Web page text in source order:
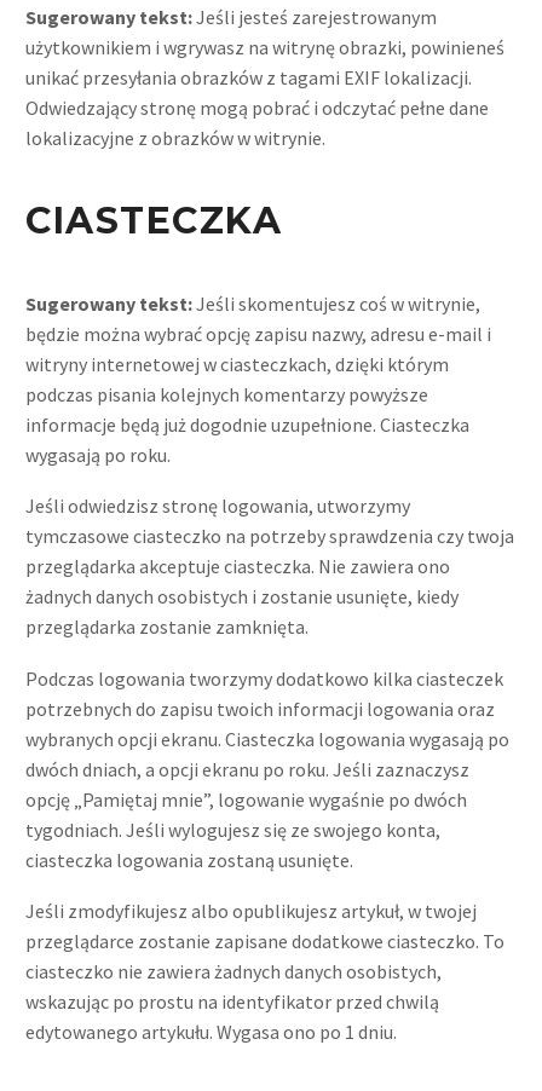
Sugerowany tekst:Jeśli jesteś zarejestrowanym
użytkownikiem i wgrywasz na witrynę obrazki, powinieneś
unikać przesyłania obrazków z tagami EXIF lokalizacji.
Odwiedzający stronę mogą pobrać i odczytać pełne dane
lokalizacyjne z obrazków w witrynie.
CIASTECZKA
Sugerowany tekst:Jeśli skomentujesz coś w witrynie,
będzie można wybrać opcję zapisu nazwy, adresu e-mail i
witryny internetowej w ciasteczkach, dzięki którym
podczas pisania kolejnych komentarzy powyższe
informacje będą już dogodnie uzupełnione. Ciasteczka
wygasają po roku.
Jeśli odwiedzisz stronę logowania, utworzymy
tymczasowe ciasteczko na potrzeby sprawdzenia czy twoja
przeglądarka akceptuje ciasteczka. Nie zawiera ono
żadnych danych osobistych i zostanie usunięte, kiedy
przeglądarka zostanie zamknięta.
Podczas logowania tworzymy dodatkowo kilka ciasteczek
potrzebnych do zapisu twoich informacji logowania oraz
wybranych opcji ekranu. Ciasteczka logowania wygasają po
dwóch dniach, a opcji ekranu po roku. Jeśli zaznaczysz
opcję „Pamiętaj mnie”, logowanie wygaśnie po dwóch
tygodniach. Jeśli wylogujesz się ze swojego konta,
ciasteczka logowania zostaną usunięte.
Jeśli zmodyfikujesz albo opublikujesz artykuł, w twojej
przeglądarce zostanie zapisane dodatkowe ciasteczko. To
ciasteczko nie zawiera żadnych danych osobistych,
wskazując po prostu na identyfikator przed chwilą
edytowanego artykułu. Wygasa ono po 1 dniu.